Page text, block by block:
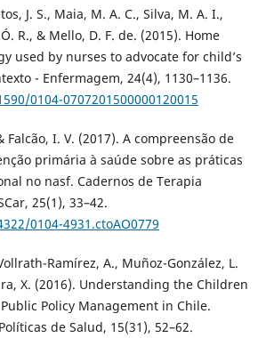
J. S., Maia, M. A. C., Silva, M. A. I.,
R., & Mello, D. F. de. (2015). Home
used by nurses to advocate for child’s
- Enfermagem, 24(4), 1130–1136.
0104-0707201500000120015
Falcão, I. V. (2017). A compreensão de
primária à saúde sobre as práticas
no nasf. Cadernos de Terapia
25(1), 33–42.
0104-4931.ctoAO0779
Ramírez, A., Muñoz-González, L.
X. (2016). Understanding the Children
Policy Management in Chile.
de Salud, 15(31), 52–62.